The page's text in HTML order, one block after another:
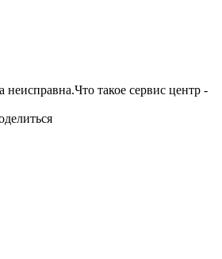
неисправна.Что такое сервис центр -